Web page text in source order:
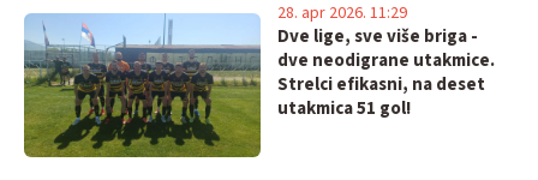
Dve lige, sve više briga -
dve neodigrane utakmice.
Strelci efikasni, na deset
utakmica 51 gol!
28. apr 2026. 11:29